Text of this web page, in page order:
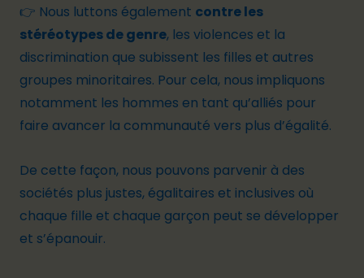
👉 Nous luttons également contre les
stéréotypes de genre, les violences et la
discrimination que subissent les filles et autres
groupes minoritaires. Pour cela, nous impliquons
notamment les hommes en tant qu’alliés pour
faire avancer la communauté vers plus d’égalité.
De cette façon, nous pouvons parvenir à des
sociétés plus justes, égalitaires et inclusives où
chaque fille et chaque garçon peut se développer
et s’épanouir.